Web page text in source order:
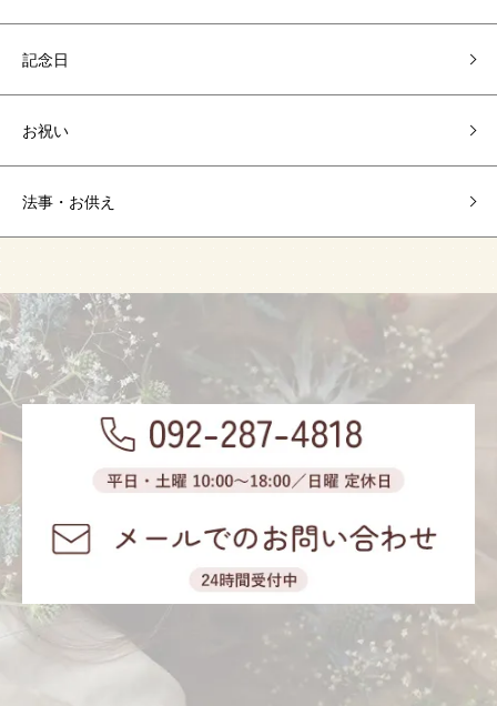
記念日
お祝い
法事・お供え